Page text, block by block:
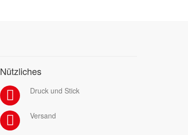
Nützliches
Druck und Stick
Versand